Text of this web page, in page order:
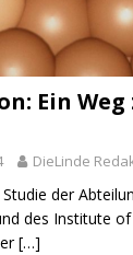
Ein
DieLinde
der
des Institute
[…]